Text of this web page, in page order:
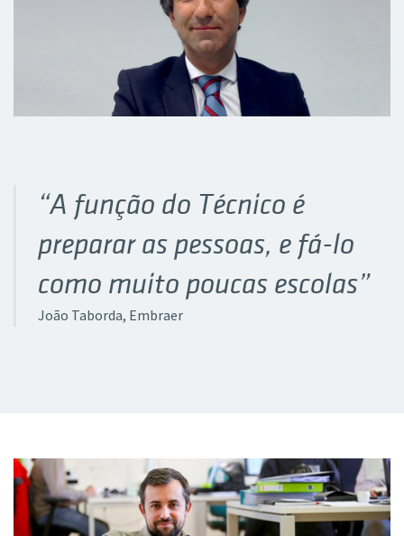
“A função do Técnico é
preparar as pessoas, e fá-lo
como muito poucas escolas”
João Taborda, Embraer